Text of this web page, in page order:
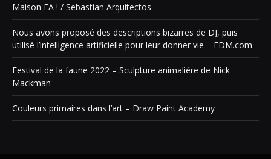
Maison EA ! / Sebastian Arquitectos
Nous avons proposé des descriptions bizarres de DJ, puis
utilisé l’intelligence artificielle pour leur donner vie – EDM.com
Festival de la faune 2022 – Sculpture animalière de Nick
Mackman
Couleurs primaires dans l’art – Draw Paint Academy